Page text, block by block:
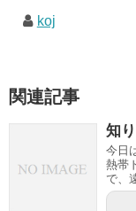
koj
関連記事
知
今日
熱帯
で、